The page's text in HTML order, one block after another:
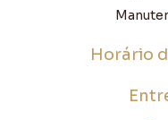
Horário